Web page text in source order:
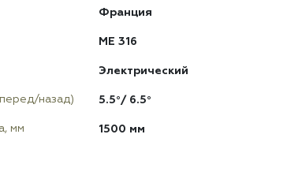
Франция
ME 316
Электрический
назад) 5.5°/ 6.5°
мм 1500 мм